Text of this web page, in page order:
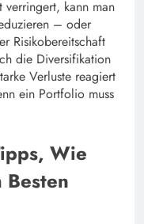
kann man
– oder
Risikobereitschaft
die Diversifikation
Verluste reagiert
ein Portfolio muss
Wie
Besten